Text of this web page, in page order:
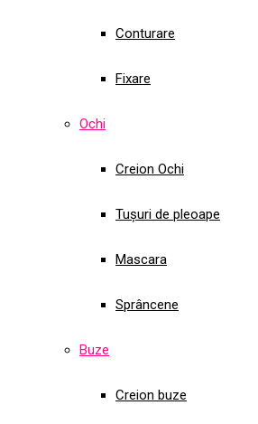
Conturare
Fixare
Ochi
Creion Ochi
Tușuri de pleoape
Mascara
Sprâncene
Buze
Creion buze